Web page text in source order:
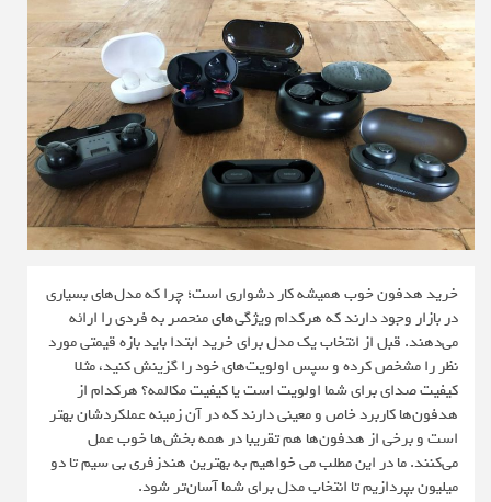
خرید هدفون خوب همیشه کار دشواری است؛ چرا که مدل‌های بسیاری
در بازار وجود دارند که هرکدام ویژگی‌های منحصر به فردی را ارائه
می‌دهند. قبل از انتخاب یک مدل برای خرید ابتدا باید بازه قیمتی مورد
نظر را مشخص کرده و سپس اولویت‌های خود را گزینش کنید، مثلا
کیفیت صدای برای شما اولویت است یا کیفیت مکالمه؟ هرکدام از
هدفون‌ها کاربرد خاص و معینی دارند که در آن زمینه عملکردشان بهتر
است و برخی از هدفون‌ها هم تقریبا در همه بخش‌ها خوب عمل
می‌کنند. ما در این مطلب می خواهیم به بهترین هندزفری بی سیم تا دو
میلیون بپردازیم تا انتخاب مدل برای شما آسان‌تر شود.